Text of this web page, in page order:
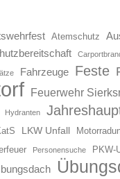
Atemschutz
Fahrzeuge Feste
Feuerwehr
Hydranten
LKW Unfall
Personensuche PKW-